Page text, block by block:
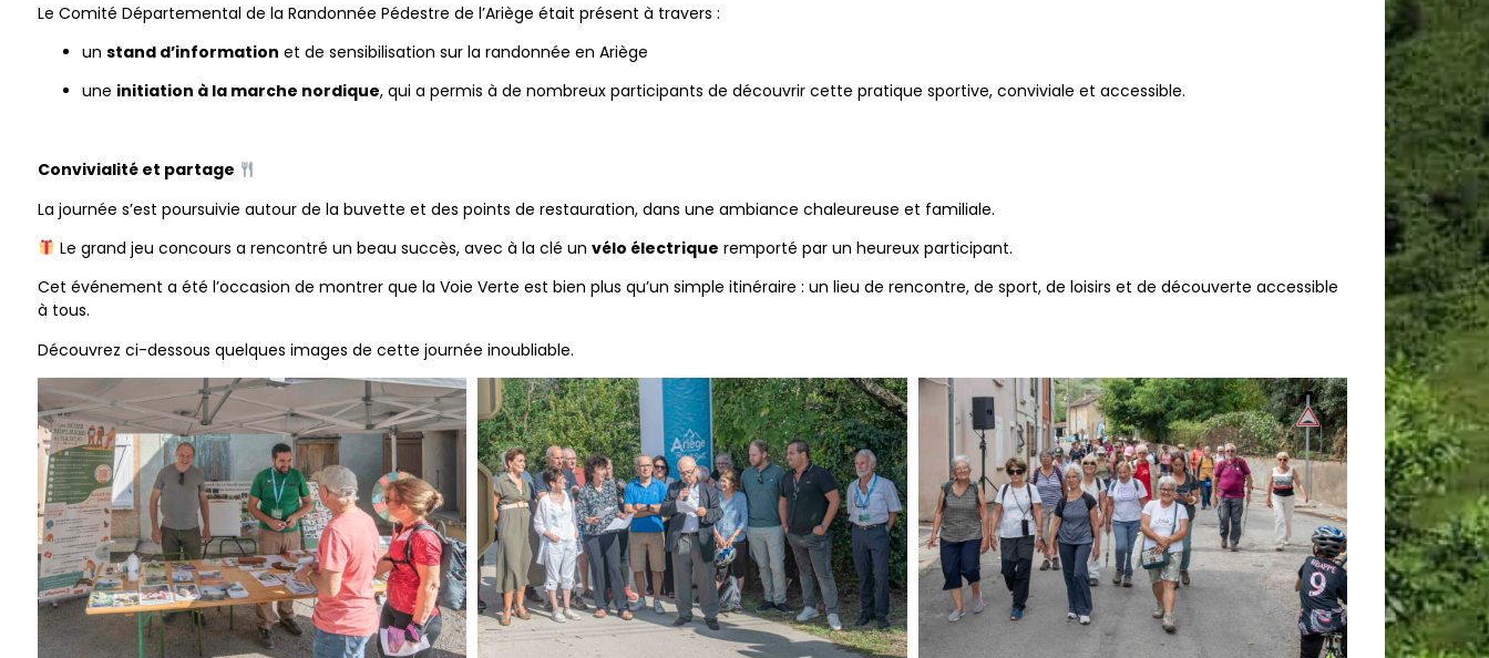
Le Comité Départemental de la Randonnée Pédestre de l’Ariège était présent à travers :
un stand d’information et de sensibilisation sur la randonnée en Ariège
une initiation à la marche nordique, qui a permis à de nombreux participants de découvrir cette pratique sportive, conviviale et accessible.
Convivialité et partage
La journée s’est poursuivie autour de la buvette et des points de restauration, dans une ambiance chaleureuse et familiale.
Le grand jeu concours a rencontré un beau succès, avec à la clé un vélo électrique remporté par un heureux participant.
Cet événement a été l’occasion de montrer que la Voie Verte est bien plus qu’un simple itinéraire : un lieu de rencontre, de sport, de loisirs et de découverte accessible
à tous.
Découvrez ci-dessous quelques images de cette journée inoubliable.